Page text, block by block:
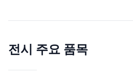
전시 주요 품목